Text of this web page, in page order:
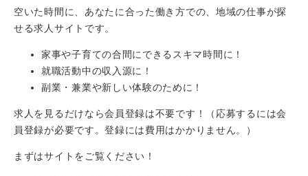
空いた時間に、あなたに合った働き方での、地域の仕事が探
せる求人サイトです。
家事や子育ての合間にできるスキマ時間に！
就職活動中の収入源に！
副業・兼業や新しい体験のために！
求人を見るだけなら会員登録は不要です！（応募するには会
員登録が必要です。登録には費用はかかりません。）
まずはサイトをご覧ください！